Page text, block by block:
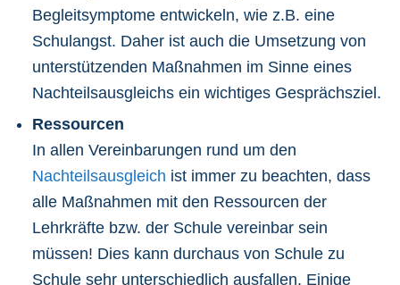
Begleitsymptome entwickeln, wie z.B. eine
Schulangst. Daher ist auch die Umsetzung von
unterstützenden Maßnahmen im Sinne eines
Nachteilsausgleichs ein wichtiges Gesprächsziel.
Ressourcen
In allen Vereinbarungen rund um den
Nachteilsausgleich ist immer zu beachten, dass
alle Maßnahmen mit den Ressourcen der
Lehrkräfte bzw. der Schule vereinbar sein
müssen! Dies kann durchaus von Schule zu
Schule sehr unterschiedlich ausfallen. Einige